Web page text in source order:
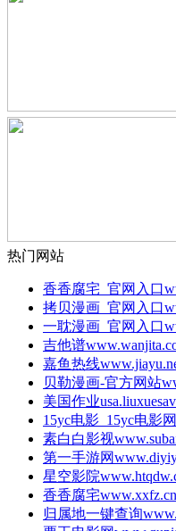
热门网站
香香腐宅_官网入口
拷贝漫画_官网入口
一耽漫画_官网入口
吉他谱
嘉鱼热线
贝勒漫画-官方网站
美国作业
15yc电影_15yc电影
素白白影视
第一手游网
星空影院
香香腐宅www.xxfz.cn
归属地一键查询